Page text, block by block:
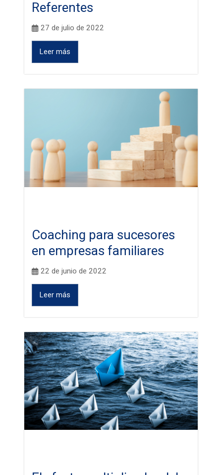
Referentes
27 de julio de 2022
Leer más
Coaching para sucesores
en empresas familiares
22 de junio de 2022
Leer más